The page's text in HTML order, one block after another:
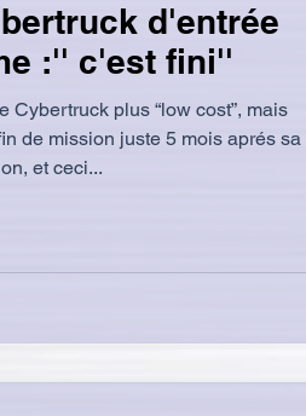
d'entrée
:'' c'est fini''
Cybertruck plus “low cost”, mais
de mission juste 5 mois aprés sa
et ceci...